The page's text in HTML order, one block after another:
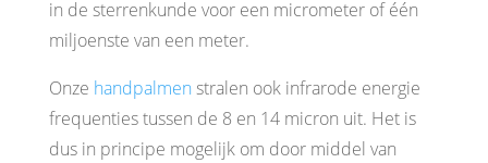
in de sterrenkunde voor een micrometer of één
miljoenste van een meter.
Onze handpalmen stralen ook infrarode energie
frequenties tussen de 8 en 14 micron uit. Het is
dus in principe mogelijk om door middel van